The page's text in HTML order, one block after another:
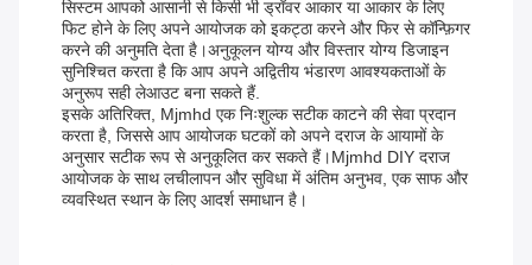
सिस्टम आपको आसानी से किसी भी ड्रॉवर आकार या आकार के लिए
फिट होने के लिए अपने आयोजक को इकट्ठा करने और फिर से कॉन्फ़िगर
करने की अनुमति देता है।अनुकूलन योग्य और विस्तार योग्य डिजाइन
सुनिश्चित करता है कि आप अपने अद्वितीय भंडारण आवश्यकताओं के
अनुरूप सही लेआउट बना सकते हैं.
इसके अतिरिक्त, Mjmhd एक निःशुल्क सटीक काटने की सेवा प्रदान
करता है, जिससे आप आयोजक घटकों को अपने दराज के आयामों के
अनुसार सटीक रूप से अनुकूलित कर सकते हैं।Mjmhd DIY दराज
आयोजक के साथ लचीलापन और सुविधा में अंतिम अनुभव, एक साफ और
व्यवस्थित स्थान के लिए आदर्श समाधान है।